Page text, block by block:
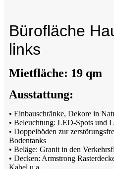
Bürofläche
links
Mietfläche: 19 qm
Ausstattung:
• Einbauschränke, Dekore in
• Beleuchtung: LED-Spots und
• Doppelböden zur
Bodentanks
• Beläge: Granit in den
• Decken: Armstrong
Kabel u.a.